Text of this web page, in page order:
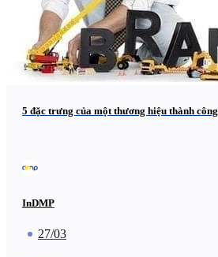
5 đặc trưng của một thương hiệu thành công
InDMP
27/03